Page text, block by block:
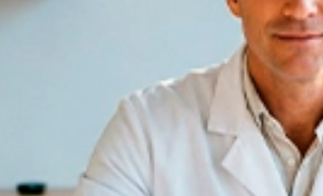
перед кодированием
Оставить заявку